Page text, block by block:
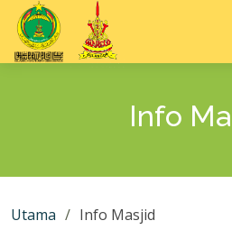
Info
Utama Info Masjid